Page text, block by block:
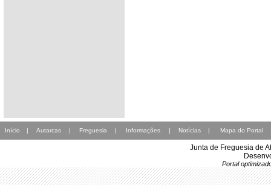
Início | Autarcas | Freguesia | Informações | Notícias | Mapa do Portal
Junta de Freguesia de
Portal